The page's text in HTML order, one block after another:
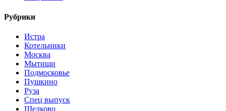
Рубрики
Истра
Котельники
Москва
Мытищи
Подмосковье
Пушкино
Руза
Спец выпуск
Щелково